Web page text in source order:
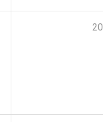
20